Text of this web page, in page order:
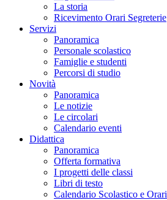
La storia
Ricevimento Orari Segreterie
Servizi
Panoramica
Personale scolastico
Famiglie e studenti
Percorsi di studio
Novità
Panoramica
Le notizie
Le circolari
Calendario eventi
Didattica
Panoramica
Offerta formativa
I progetti delle classi
Libri di testo
Calendario Scolastico e Orari